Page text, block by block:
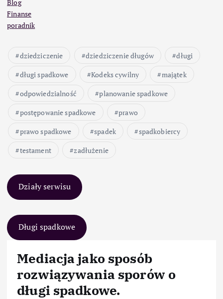
Blog
Finanse
poradnik
dziedziczenie dziedziczenie długów
długi
długi spadkowe
Kodeks cywilny
majątek
odpowiedzialność
planowanie spadkowe
postępowanie spadkowe
prawo
prawo spadkowe
spadek
spadkobiercy
testament
zadłużenie
Działy serwisu
Długi spadkowe
Mediacja jako sposób
rozwiązywania sporów o
długi spadkowe.